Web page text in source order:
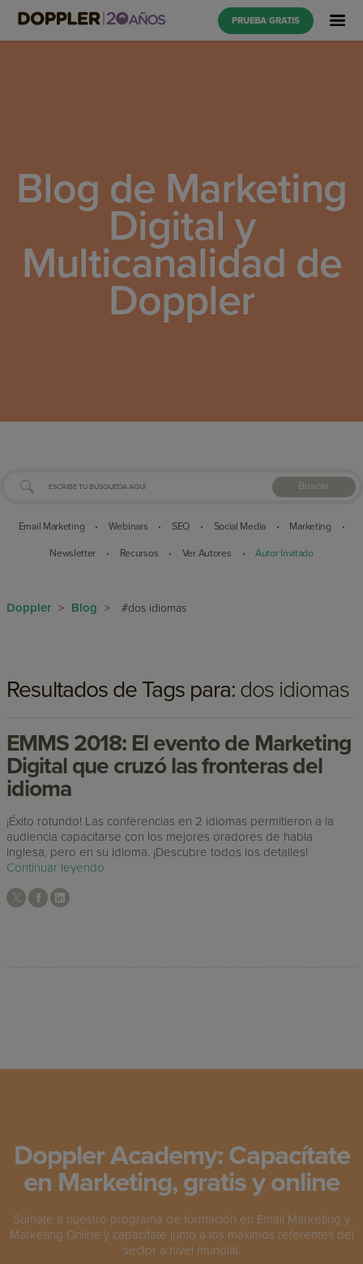
PRUEBA GRATIS
Blog de Marketing
Digital y
Multicanalidad de
Doppler
Buscar
Email Marketing • Webinars • SEO • Social Media • Marketing •
Newsletter • Recursos • Ver Autores • Autor Invitado
Doppler > Blog > #dos idiomas
Resultados de Tags para: dos idiomas
EMMS 2018: El evento de Marketing
Digital que cruzó las fronteras del
idioma
¡Éxito rotundo! Las conferencias en 2 idiomas permitieron a la
audiencia capacitarse con los mejores oradores de habla
inglesa, pero en su idioma. ¡Descubre todos los detalles!
Continuar leyendo
Doppler Academy: Capacítate
en Marketing, gratis y online
Súmate a nuestro programa de formación en Email Marketing y
Marketing Online y capacítate junto a los máximos referentes del
sector a nivel mundial.